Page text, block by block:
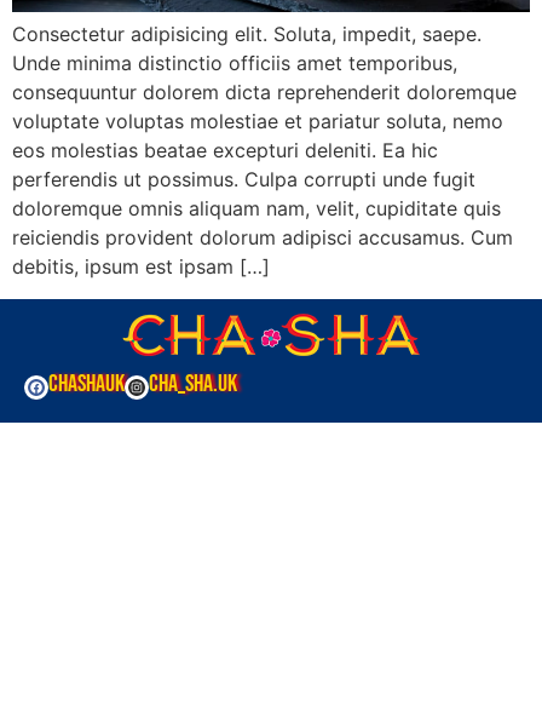
Consectetur adipisicing elit. Soluta, impedit, saepe.
Unde minima distinctio officiis amet temporibus,
consequuntur dolorem dicta reprehenderit doloremque
voluptate voluptas molestiae et pariatur soluta, nemo
eos molestias beatae excepturi deleniti. Ea hic
perferendis ut possimus. Culpa corrupti unde fugit
doloremque omnis aliquam nam, velit, cupiditate quis
reiciendis provident dolorum adipisci accusamus. Cum
debitis, ipsum est ipsam […]
CHASHAUK CHA_SHA.UK